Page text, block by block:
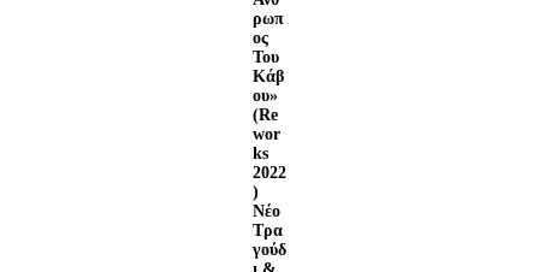
ρωπ
ος
Του
Κάβ
ου»
(Re
wor
ks
2022
)
Νέο
Τρα
γούδ